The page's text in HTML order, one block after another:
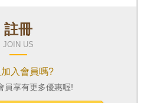
註冊
JOIN US
入會員嗎?
員享有更多優惠喔!